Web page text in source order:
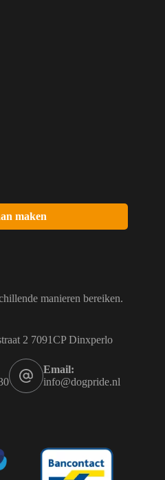
maken
manieren bereiken.
2 7091CP Dinxperlo
Email:
info@dogpride.nl